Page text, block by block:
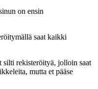
on ensin
saat kaikki
silti rekisteröityä, jolloin saat
mutta et pääse